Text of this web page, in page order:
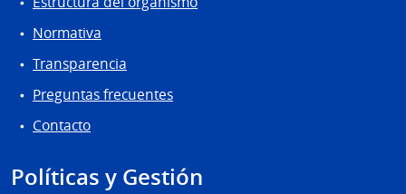
Normativa
Transparencia
Preguntas frecuentes
Contacto
Políticas y Gestión